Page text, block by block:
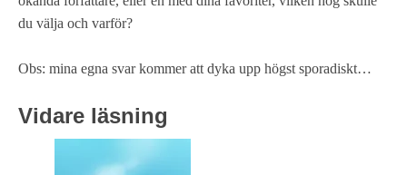
du välja och varför?
Obs: mina egna svar kommer att dyka upp högst sporadiskt…
Vidare läsning